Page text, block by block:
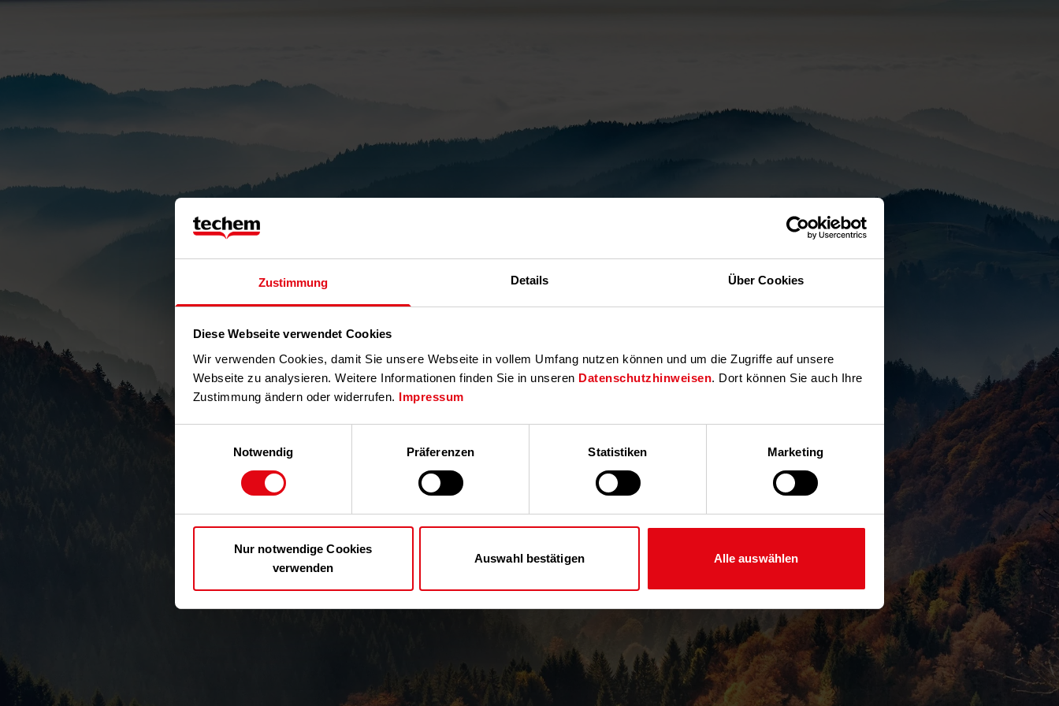
Zustimmung Details Über Cookies
Diese Webseite verwendet Cookies
Wir verwenden Cookies, damit Sie unsere Webseite in vollem Umfang nutzen können und um die Zugriffe auf unsere
Webseite zu analysieren. Weitere Informationen finden Sie in unseren Datenschutzhinweisen. Dort können Sie auch Ihre
Zustimmung ändern oder widerrufen. Impressum
Notwendig
Präferenzen Statistiken Marketing
Nur notwendige Cookies
verwenden
Auswahl bestätigen Alle auswählen